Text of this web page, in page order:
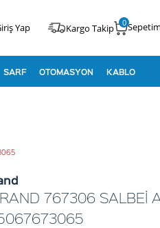
Yap Kargo Takip Sepetim
0
SARF OTOMASYON KABLO
767306 SALBEİ